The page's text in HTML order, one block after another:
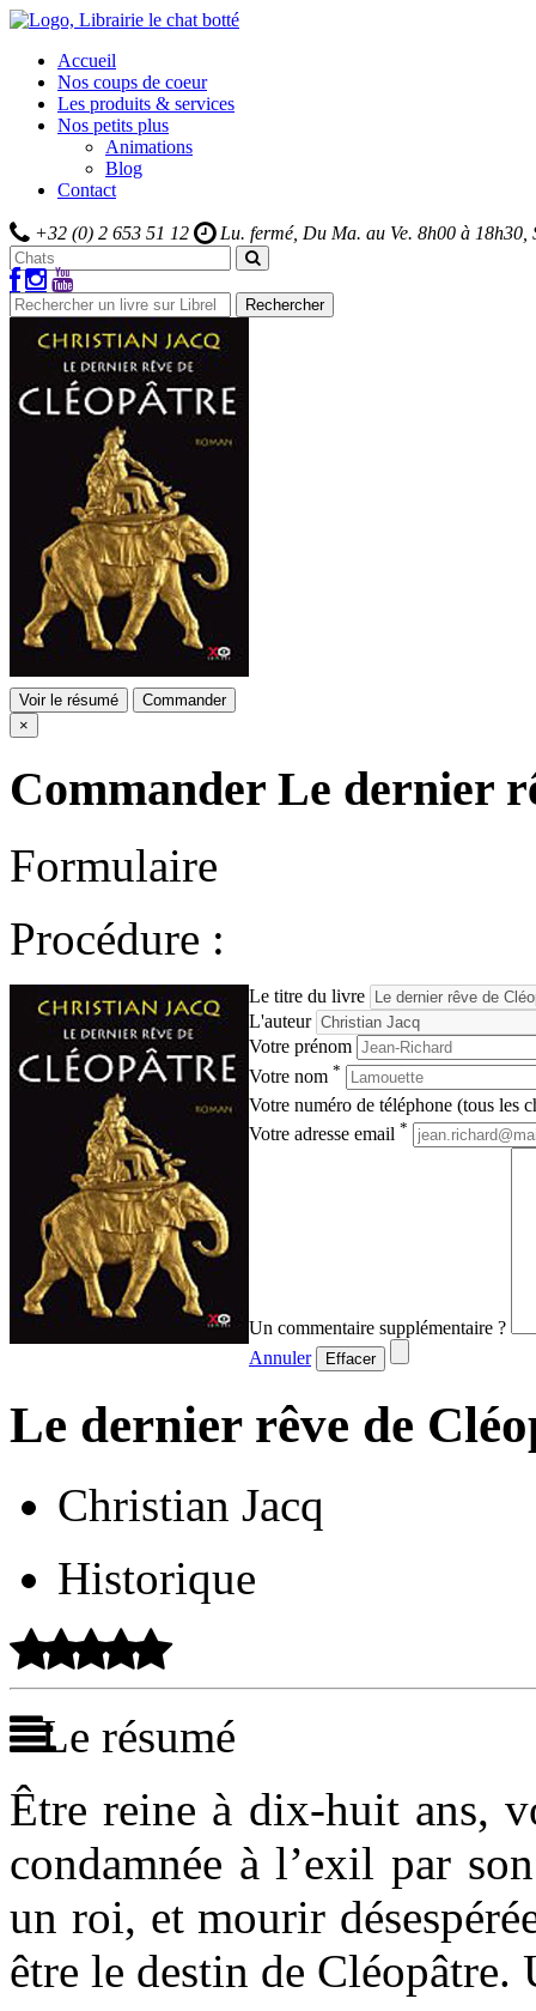
Accueil
Nos coups de coeur
Les produits & services
Nos petits plus
Animations
Blog
Contact
+32 (0) 2 653 51 12 Lu. fermé, Du Ma. au Ve. 8h00 à 18h30,
Rechercher
Voir le résumé
Commander
×
Commander Le dernier
Formulaire
Procédure :
Le titre du livre
L'auteur
Votre prénom
Votre nom *
Votre numéro de téléphone (tous les
Votre adresse email *
Un commentaire supplémentaire ?
Annuler
Effacer
Le dernier rêve de
Christian Jacq
Historique
Le résumé
Être reine à dix-huit ans,
condam­née à l’exil par
un roi, et mourir
être le destin de Cléopâtre.